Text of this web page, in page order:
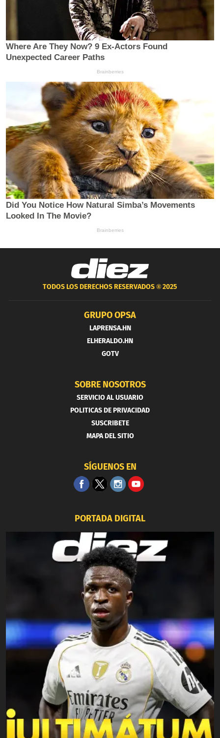
TODOS LOS DERECHOS RESERVADOS ®2025
GRUPO OPSA
LAPRENSA.HN
ELHERALDO.HN
GOTV
SOBRE NOSOTROS
SERVICIO AL USUARIO
POLITICAS DE PRIVACIDAD
SUSCRIBETE
MAPA DEL SITIO
SÍGUENOS EN
PORTADA DIGITAL